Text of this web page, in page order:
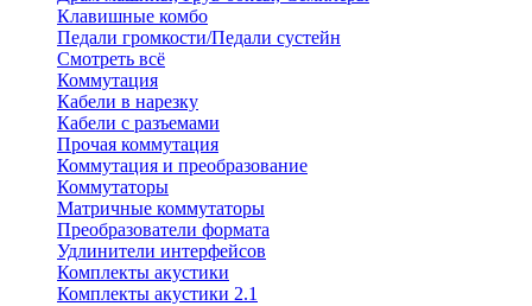
Клавишные комбо
Педали громкости/Педали сустейн
Смотреть всё
Коммутация
Кабели в нарезку
Кабели с разъемами
Прочая коммутация
Коммутация и преобразование
Коммутаторы
Матричные коммутаторы
Преобразователи формата
Удлинители интерфейсов
Комплекты акустики
Комплекты акустики 2.1